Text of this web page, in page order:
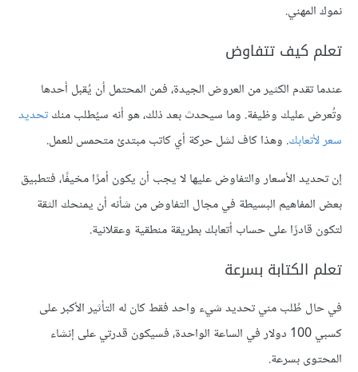
نموك المهني.
تعلم كيف تتفاوض
عندما تقدم الكثير من العروض الجيدة، فمن المحتمل أن يُقبل أحدها
وتُعرض عليك وظيفة. وما سيحدث بعد ذلك، هو أنه سيُطلب منكتحديد
سعر لأتعابك. وهذا كاف لشل حركة أي كاتب مبتدئ متحمس للعمل.
إن تحديد الأسعار والتفاوض عليها لا يجب أن يكون أمرًا مخيفًا، فتطبيق
بعض المفاهيم البسيطة في مجال التفاوض من شأنه أن يمنحك الثقة
لتكون قادرًا على حساب أتعابك بطريقة منطقية وعقلانية.
تعلم الكتابة بسرعة
في حال طُلب مني تحديد شيء واحد فقط كان له التأثير الأكبر على
كسبي 100 دولار في الساعة الواحدة، فسيكون قدرتي على إنشاء
المحتوى بسرعة.